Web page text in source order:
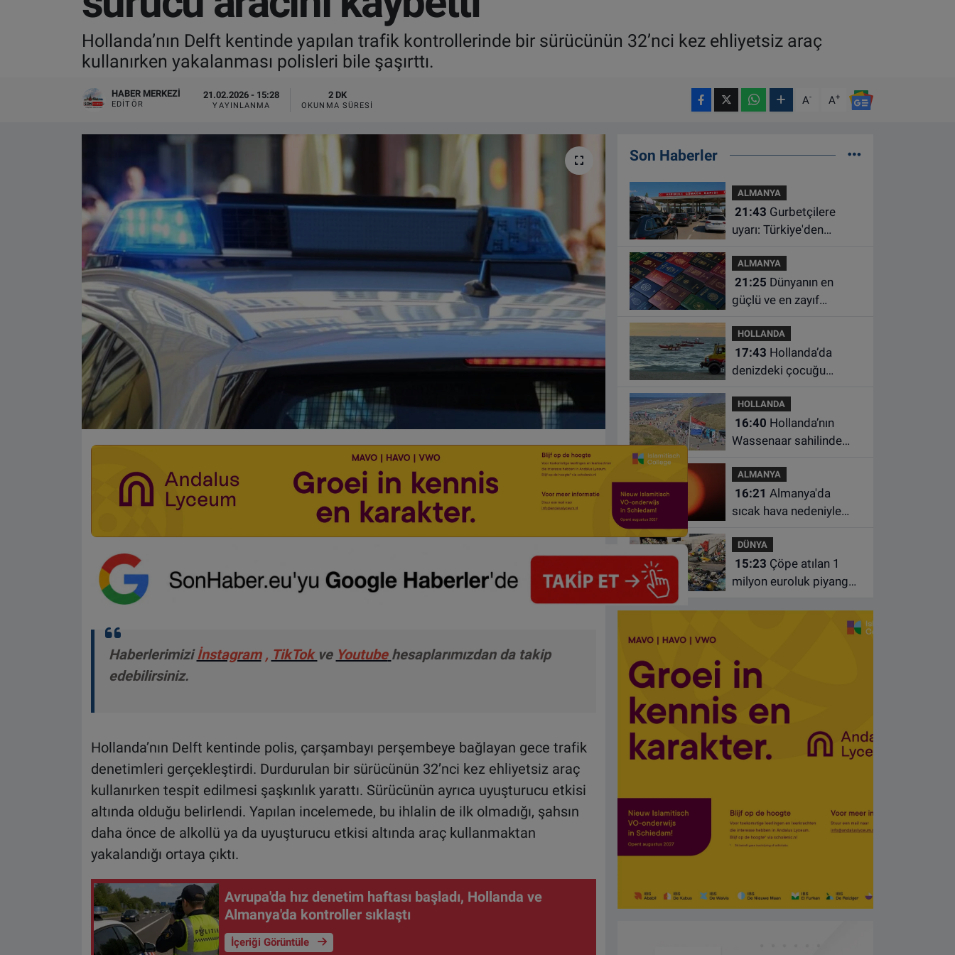
Hollanda’nın Delft kentinde yapılan trafik kontrollerinde bir sürücünün 32’nci kez ehliyetsiz araç
kullanırken yakalanması polisleri bile şaşırttı.
HABER MERKEZI
EDITÖR
21.02.2026 - 15:28
YAYINLANMA
2 DK
OKUNMA SÜRESI A- A+
Haberlerimiziİnstagram , TikTok ve Youtube hesaplarımızdan da takip
edebilirsiniz.
Hollanda’nın Delft kentinde polis, çarşambayı perşembeye bağlayan gece trafik
denetimleri gerçekleştirdi. Durdurulan bir sürücünün 32’nci kez ehliyetsiz araç
kullanırken tespit edilmesi şaşkınlık yarattı. Sürücünün ayrıca uyuşturucu etkisi
altında olduğu belirlendi. Yapılan incelemede, bu ihlalin de ilk olmadığı, şahsın
daha önce de alkollü ya da uyuşturucu etkisi altında araç kullanmaktan
yakalandığı ortaya çıktı.
Avrupa'da hız denetim haftası başladı, Hollanda ve
Almanya'da kontroller sıklaştı
İçeriği Görüntüle
Son Haberler
ALMANYA
21:43
uyarı: Türkiye'den
geçiş ve trafik
borcunuzu kontrol edin
ALMANYA
21:25
güçlü ve en zayıf
HOLLANDA
17:43
denizdeki çocuğu
kadın hayatını yitirdi
HOLLANDA
16:40
Wassenaar sahilinde
bölgeden tahliye edildi
ALMANYA
16:21
sıcak hava nedeniyle
yaklaştı
DÜNYA
15:23
milyon euroluk piyango
ALGEMENE VOORWAARDEN
CONTACT
Çerez Politikası